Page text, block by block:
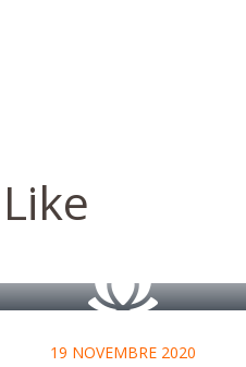
19 NOVEMBRE 2020